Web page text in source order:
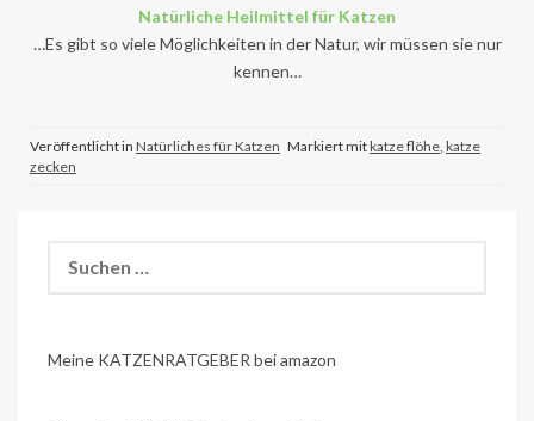
Natürliche Heilmittel für Katzen
…Es gibt so viele Möglichkeiten in der Natur, wir müssen sie nur
kennen…
Veröffentlicht in Natürliches für Katzen Markiert mitkatze flöhe, katze
zecken
nach:
Meine KATZENRATGEBER bei amazon